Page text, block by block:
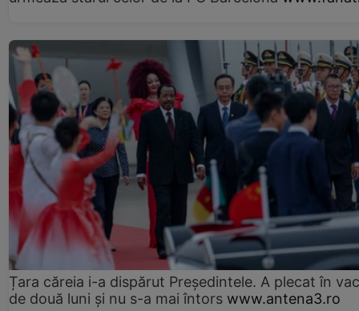
Țara căreia i-a dispărut Președintele. A plecat în
de două luni și nu s-a mai întors www.antena3.ro